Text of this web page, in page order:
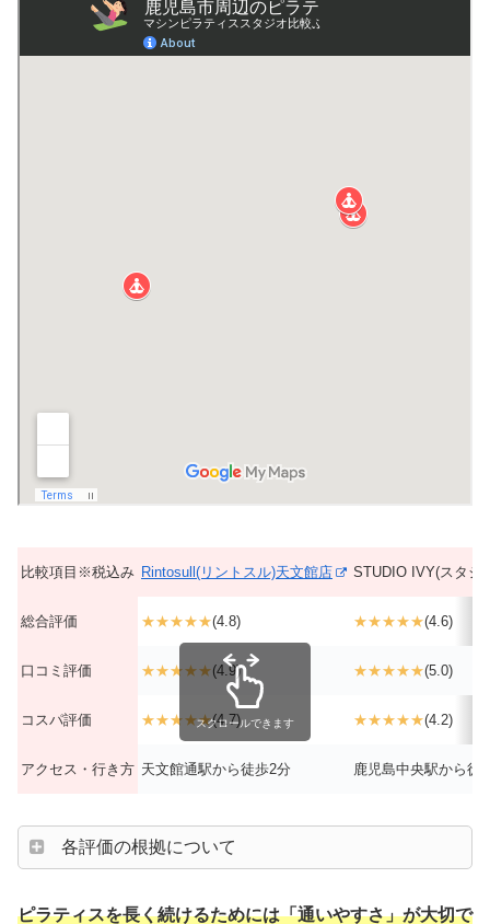
比較項目※税込み Rintosull(リントスル)天文館店 STUDIO IVY(スタジ
総合評価 ★★★★★(4.8) ★★★★★(4.6)
口コミ評価 ★★★★★(4.9) ★★★★★(5.0)
コスパ評価 ★★★★★(4.7) ★★★★★(4.2)
アクセス・行き方 天文館通駅から徒歩2分 鹿児島中央駅から徒
スクロールできます
各評価の根拠について
ピラティスを長く続けるためには「通いやすさ」が大切で